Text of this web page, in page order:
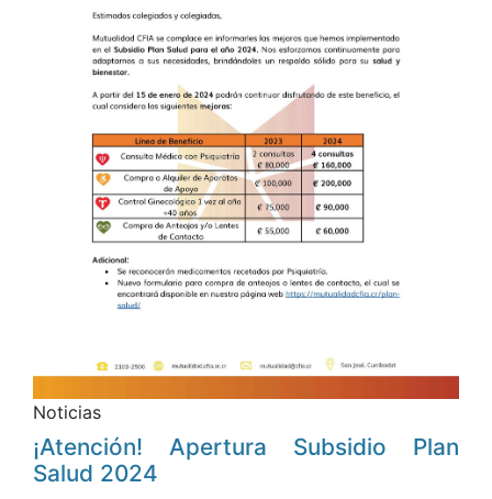
Noticias
¡Atención! Apertura Subsidio Plan
Salud 2024